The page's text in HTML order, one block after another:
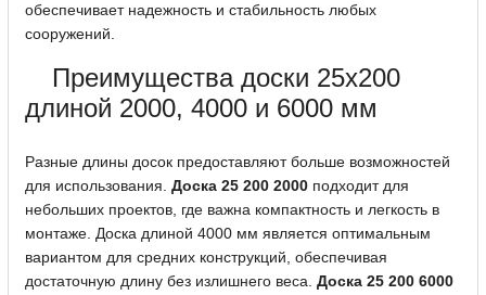
обеспечивает надежность и стабильность любых
сооружений.
Преимущества доски 25x200
длиной 2000, 4000 и 6000 мм
Разные длины досок предоставляют больше возможностей
для использования. Доска 25 200 2000 подходит для
небольших проектов, где важна компактность и легкость в
монтаже. Доска длиной 4000 мм является оптимальным
вариантом для средних конструкций, обеспечивая
достаточную длину без излишнего веса. Доска 25 200 6000